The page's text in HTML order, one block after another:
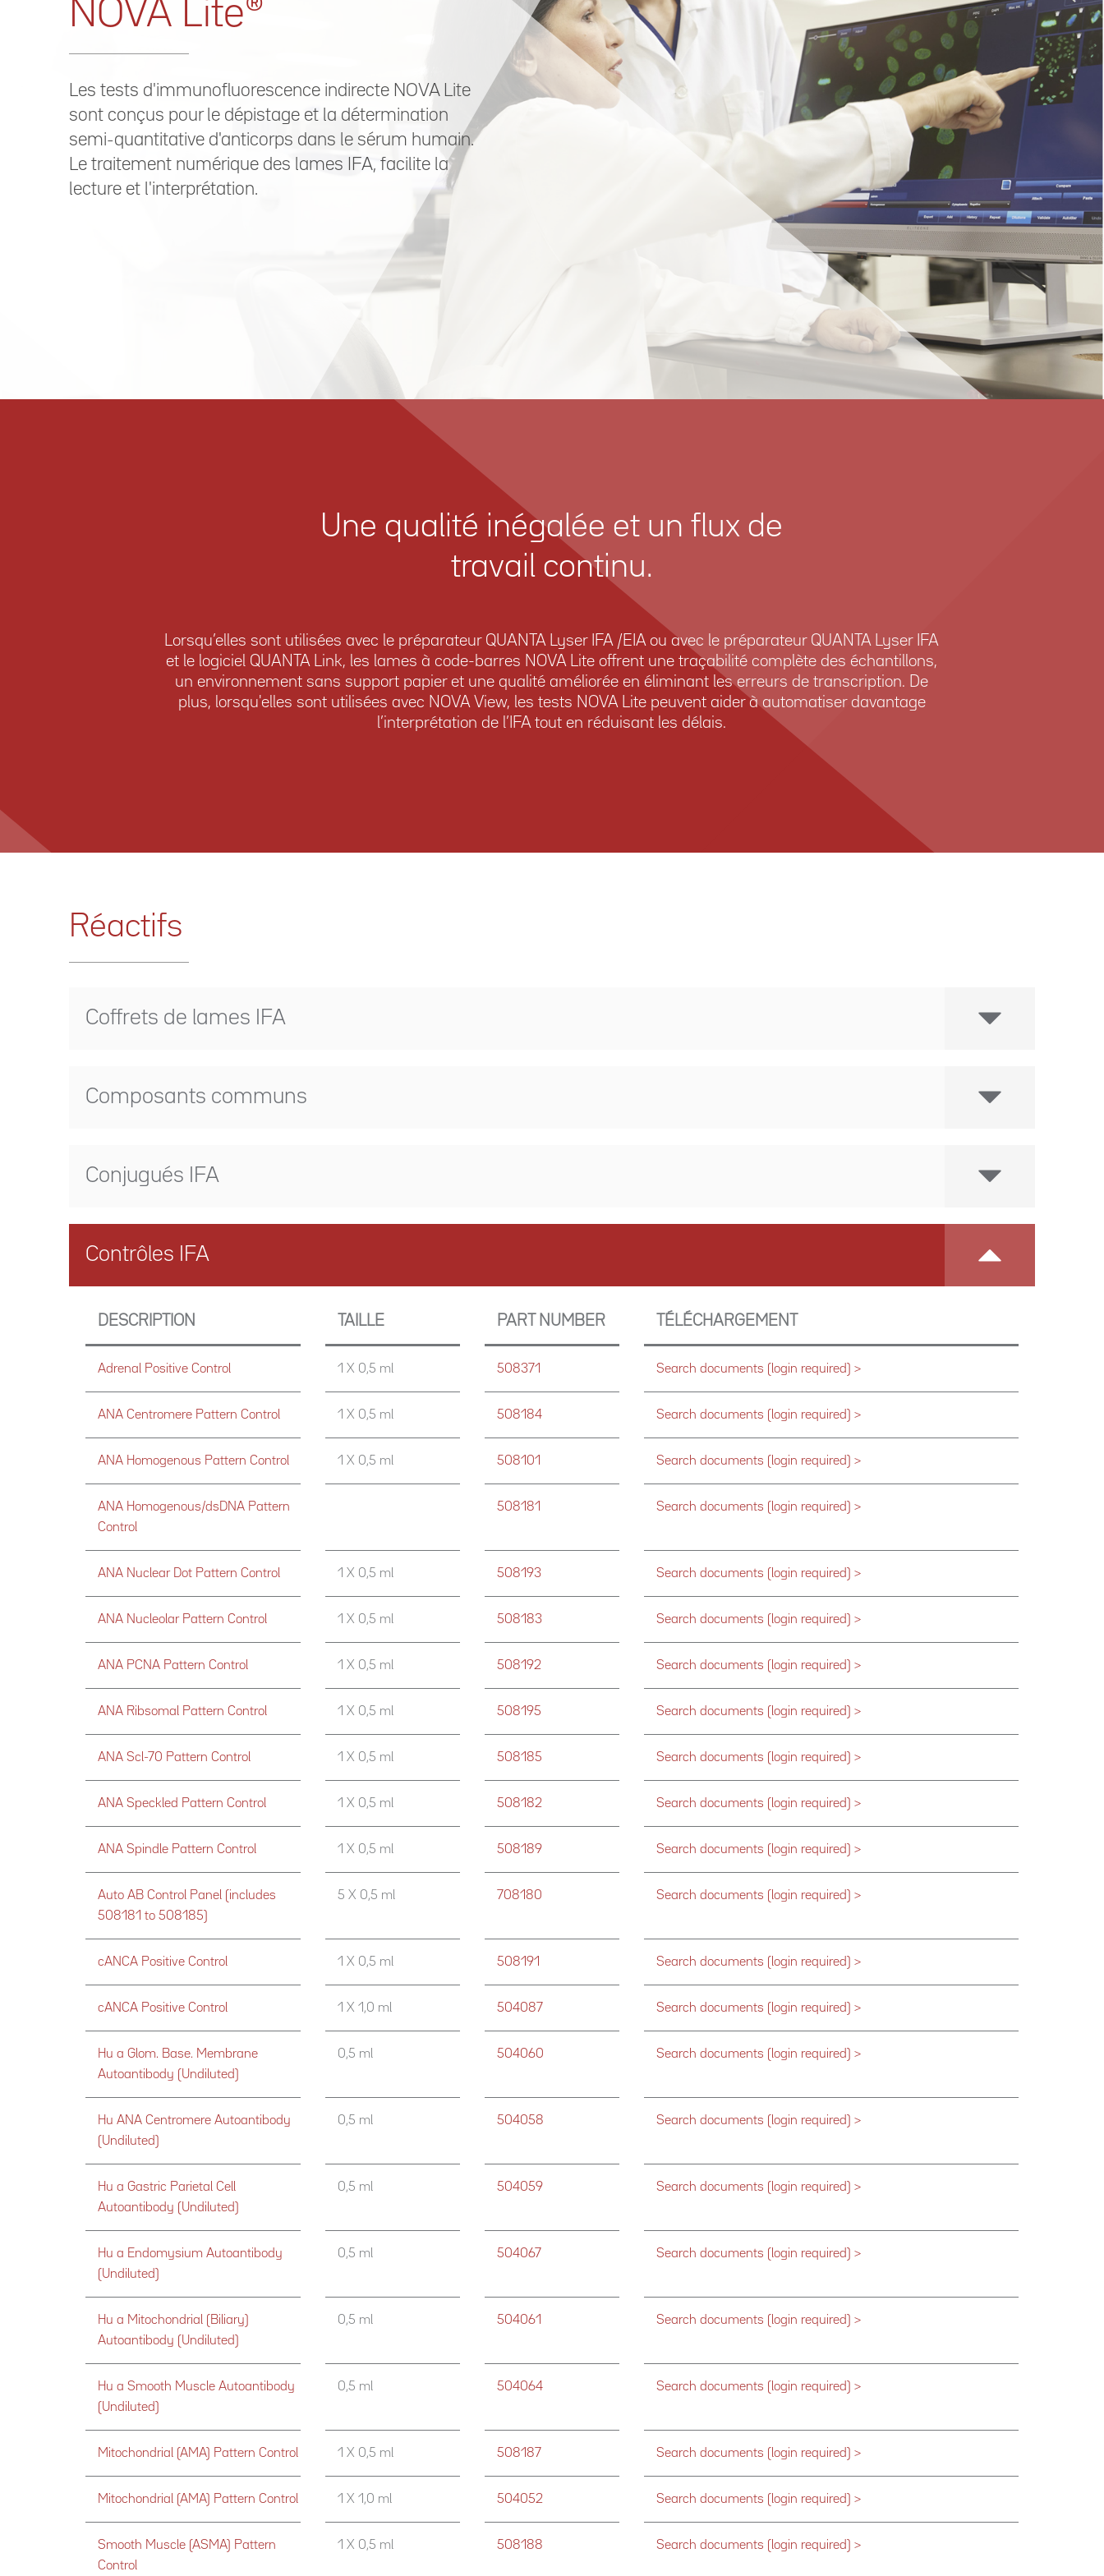
NOVA Lite®
Les tests d'immunofluorescence indirecte NOVA Lite
sont conçus pour le dépistage et la détermination
semi-quantitative d'anticorps dans le sérum humain.
Le traitement numérique des lames IFA, facilite la
lecture et l'interprétation.
Une qualité inégalée et un flux de
travail continu.
Lorsqu’elles sont utilisées avec le préparateur QUANTA ­Lyser IFA /EIA ou avec le préparateur QUANTA Lyser IFA
et le logiciel QUANTA Link, les lames à code-barres NOVA Lite offrent une traçabilité complète des échantillons,
un environnement sans support papier et une qualité améliorée en éliminant les erreurs de transcription. De
plus, lorsqu'elles sont utilisées avec NOVA View, les tests NOVA Lite peuvent aider à automatiser davantage
l’interprétation de l’IFA tout en réduisant les délais.
Réactifs
Coffrets de lames IFA
Composants communs
Conjugués IFA
Contrôles IFA
DESCRIPTION TAILLE PART NUMBER TÉLÉCHARGEMENT
Adrenal Positive Control 1 X 0,5 ml 508371 Search documents (login required) >
ANA Centromere Pattern Control 1 X 0,5 ml 508184 Search documents (login required) >
ANA Homogenous Pattern Control 1 X 0,5 ml 508101 Search documents (login required) >
ANA Homogenous/dsDNA Pattern
Control
508181 Search documents (login required) >
ANA Nuclear Dot Pattern Control 1 X 0,5 ml 508193 Search documents (login required) >
ANA Nucleolar Pattern Control 1 X 0,5 ml 508183 Search documents (login required) >
ANA PCNA Pattern Control 1 X 0,5 ml 508192 Search documents (login required) >
ANA Ribsomal Pattern Control 1 X 0,5 ml 508195 Search documents (login required) >
ANA Scl-70 Pattern Control 1 X 0,5 ml 508185 Search documents (login required) >
ANA Speckled Pattern Control 1 X 0,5 ml 508182 Search documents (login required) >
ANA Spindle Pattern Control 1 X 0,5 ml 508189 Search documents (login required) >
Auto AB Control Panel (includes
508181 to 508185)
5 X 0,5 ml 708180 Search documents (login required) >
cANCA Positive Control 1 X 0,5 ml 508191 Search documents (login required) >
cANCA Positive Control 1 X 1,0 ml 504087 Search documents (login required) >
Hu a Glom. Base. Membrane
Autoantibody (Undiluted)
0,5 ml 504060 Search documents (login required) >
Hu ANA Centromere Autoantibody
(Undiluted)
0,5 ml 504058 Search documents (login required) >
Hu a Gastric Parietal Cell
Autoantibody (Undiluted)
0,5 ml 504059 Search documents (login required) >
Hu a Endomysium Autoantibody
(Undiluted)
0,5 ml 504067 Search documents (login required) >
Hu a Mitochondrial (Biliary)
Autoantibody (Undiluted)
0,5 ml 504061 Search documents (login required) >
Hu a Smooth Muscle Autoantibody
(Undiluted)
0,5 ml 504064 Search documents (login required) >
Mitochondrial (AMA) Pattern Control 1 X 0,5 ml 508187 Search documents (login required) >
Mitochondrial (AMA) Pattern Control 1 X 1,0 ml 504052 Search documents (login required) >
Smooth Muscle (ASMA) Pattern
Control
1 X 0,5 ml 508188 Search documents (login required) >